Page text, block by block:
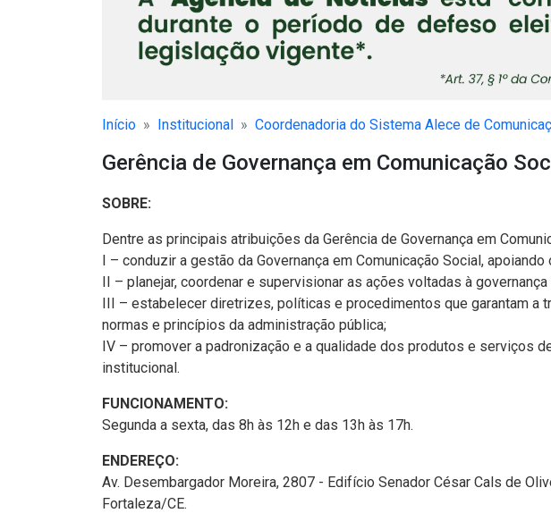
Início Institucional Coordenadoria do Sistema Alece de
Gerência de Governança em Comunicação
SOBRE:
Dentre as principais atribuições da Gerência de Governança em
I – conduzir a gestão da Governança em Comunicação Social,
II – planejar, coordenar e supervisionar as ações voltadas à
III – estabelecer diretrizes, políticas e procedimentos que garantam a
normas e princípios da administração pública;
IV – promover a padronização e a qualidade dos produtos e serviços
institucional.
FUNCIONAMENTO:
Segunda a sexta, das 8h às 12h e das 13h às 17h.
ENDEREÇO:
Av. Desembargador Moreira, 2807 - Edifício Senador César Cals de
Fortaleza/CE.